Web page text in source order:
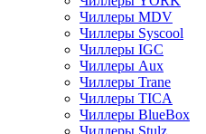
Чиллеры MDV
Чиллеры Syscool
Чиллеры IGC
Чиллеры Aux
Чиллеры Trane
Чиллеры TICA
Чиллеры BlueBox
Чиллеры Stulz